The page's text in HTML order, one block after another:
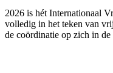
2026 is hét Internationaal
volledig in het teken van
de coördinatie op zich in de